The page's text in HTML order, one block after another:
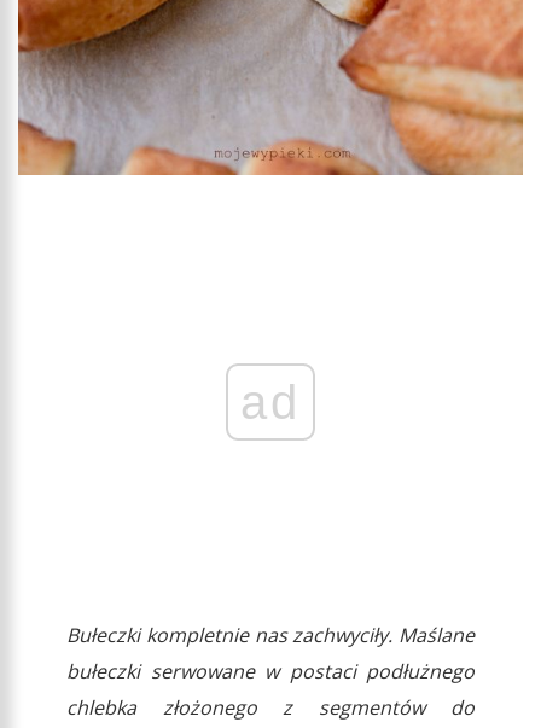
ad
Bułeczki kompletnie nas zachwyciły. Maślane
bułeczki serwowane w postaci podłużnego
chlebka złożonego z segmentów do